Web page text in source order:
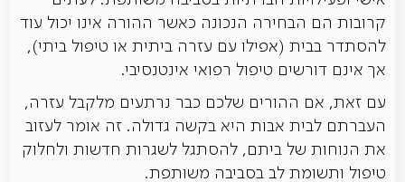
קרובות הם הבחירה הנכונה כאשר ההורה אינו יכול עוד
להסתדר בבית (אפילו עם עזרה ביתית או טיפול ביתי),
אך אינם דורשים טיפול רפואי אינטנסיבי.
עם זאת, אם ההורים שלכם כבר נרתעים מלקבל עזרה,
העברתם לבית אבות היא בקשה גדולה. זה אומר לעזוב
את הנוחות של ביתם, להסתגל לשגרות חדשות ולחלוק
טיפול ותשומת לב בסביבה משותפת.